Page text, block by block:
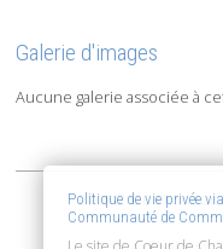
Galerie d'images
Aucune galerie associée à
2015-2026 ©
Politique de vie privée
Communauté de